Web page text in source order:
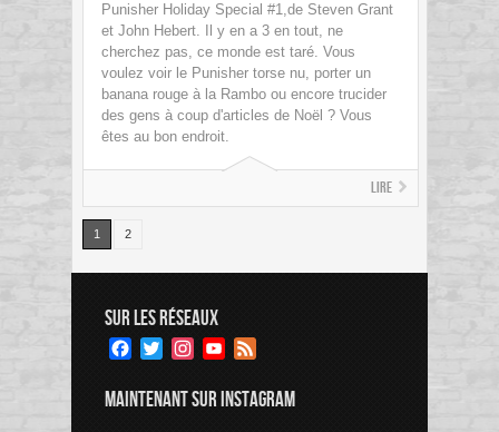
Punisher Holiday Special #1,de Steven Grant
et John Hebert. Il y en a 3 en tout, ne
cherchez pas, ce monde est taré. Vous
voulez voir le Punisher torse nu, porter un
banana rouge à la Rambo ou encore trucider
des gens à coup d'articles de Noël ? Vous
êtes au bon endroit.
Lire
1 2
SUR LES RÉSEAUX
Facebook
TwitterInstagramYouTube
MAINTENANT SUR INSTAGRAM